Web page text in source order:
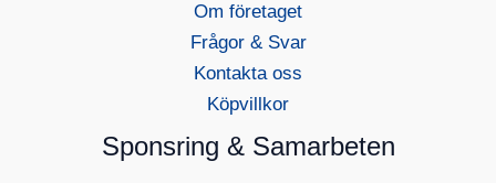
Om företaget
Frågor & Svar
Kontakta oss
Köpvillkor
Sponsring & Samarbeten